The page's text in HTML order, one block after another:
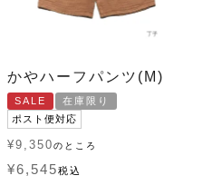
かやハーフパンツ(M)
SALE
在庫限り
ポスト便対応
¥9,350のところ
¥6,545税込